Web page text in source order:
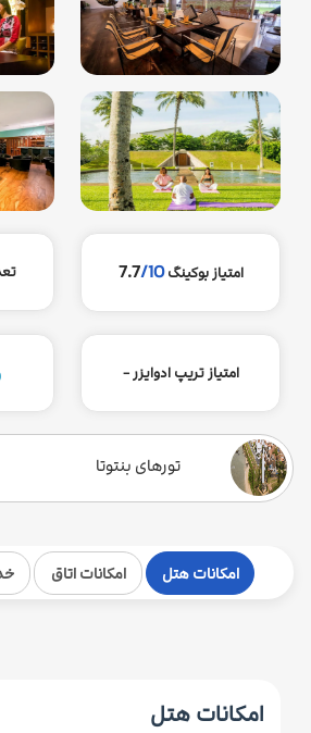
امتیاز بوکینگ 7.7/10
امتیاز تریپ ادوایزر -
تورهای بنتوتا
امکانات هتل امکانات اتاق
امکانات هتل